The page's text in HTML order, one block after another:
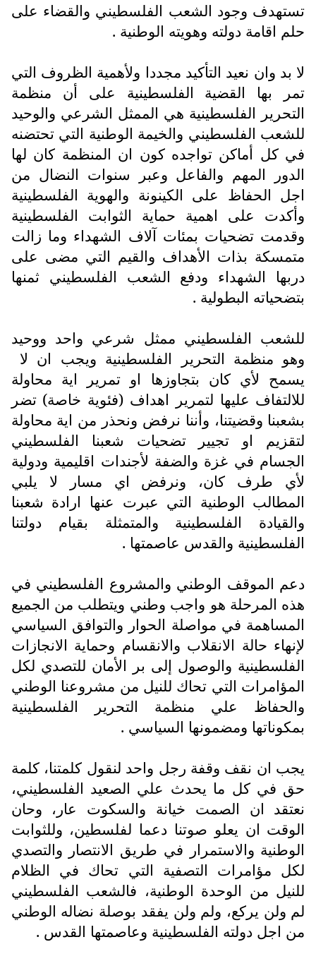
تستهدف وجود الشعب الفلسطيني والقضاء على
حلم اقامة دولته وهويته الوطنية .
لا بد وان نعيد التأكيد مجددا ولأهمية الظروف التي
تمر بها القضية الفلسطينية على أن منظمة
التحرير الفلسطينية هي الممثل الشرعي والوحيد
للشعب الفلسطيني والخيمة الوطنية التي تحتضنه
في كل أماكن تواجده كون ان المنظمة كان لها
الدور المهم والفاعل وعبر سنوات النضال من
اجل الحفاظ على الكينونة والهوية الفلسطينية
وأكدت على اهمية حماية الثوابت الفلسطينية
وقدمت تضحيات بمئات آلاف الشهداء وما زالت
متمسكة بذات الأهداف والقيم التي مضى على
دربها الشهداء ودفع الشعب الفلسطيني ثمنها
بتضحياته البطولية .
للشعب الفلسطيني ممثل شرعي واحد ووحيد
وهو منظمة التحرير الفلسطينية ويجب ان لا
يسمح لأي كان بتجاوزها او تمرير اية محاولة
للالتفاف عليها لتمرير اهداف (فئوية خاصة) تضر
بشعبنا وقضيتنا، وأننا نرفض ونحذر من اية محاولة
لتقزيم او تجيير تضحيات شعبنا الفلسطيني
الجسام في غزة والضفة لأجندات اقليمية ودولية
لأي طرف كان، ونرفض اي مسار لا يلبي
المطالب الوطنية التي عبرت عنها ارادة شعبنا
والقيادة الفلسطينية والمتمثلة بقيام دولتنا
الفلسطينية والقدس عاصمتها .
دعم الموقف الوطني والمشروع الفلسطيني في
هذه المرحلة هو واجب وطني ويتطلب من الجميع
المساهمة في مواصلة الحوار والتوافق السياسي
لإنهاء حالة الانقلاب والانقسام وحماية الانجازات
الفلسطينية والوصول إلى بر الأمان للتصدي لكل
المؤامرات التي تحاك للنيل من مشروعنا الوطني
والحفاظ علي منظمة التحرير الفلسطينية
بمكوناتها ومضمونها السياسي .
يجب ان نقف وقفة رجل واحد لنقول كلمتنا، كلمة
حق في كل ما يحدث علي الصعيد الفلسطيني،
نعتقد ان الصمت خيانة والسكوت عار، وحان
الوقت ان يعلو صوتنا دعما لفلسطين، وللثوابت
الوطنية والاستمرار في طريق الانتصار والتصدي
لكل مؤامرات التصفية التي تحاك في الظلام
للنيل من الوحدة الوطنية، فالشعب الفلسطيني
لم ولن يركع، ولم ولن يفقد بوصلة نضاله الوطني
من اجل دولته الفلسطينية وعاصمتها القدس .